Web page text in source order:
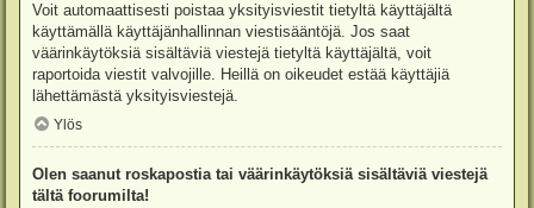
Voit automaattisesti poistaa yksityisviestit tietyltä käyttäjältä
käyttämällä käyttäjänhallinnan viestisääntöjä. Jos saat
väärinkäytöksiä sisältäviä viestejä tietyltä käyttäjältä, voit
raportoida viestit valvojille. Heillä on oikeudet estää käyttäjiä
lähettämästä yksityisviestejä.
Ylös
Olen saanut roskapostia tai väärinkäytöksiä sisältäviä viestejä
tältä foorumilta!